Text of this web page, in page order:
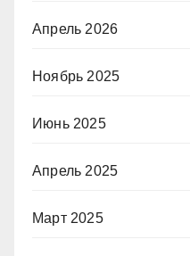
Апрель 2026
Ноябрь 2025
Июнь 2025
Апрель 2025
Март 2025